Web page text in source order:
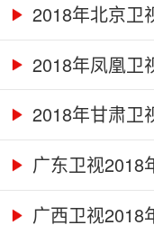
2018年北京卫
2018年凤凰卫
2018年甘肃卫
广东卫视2018
广西卫视2018